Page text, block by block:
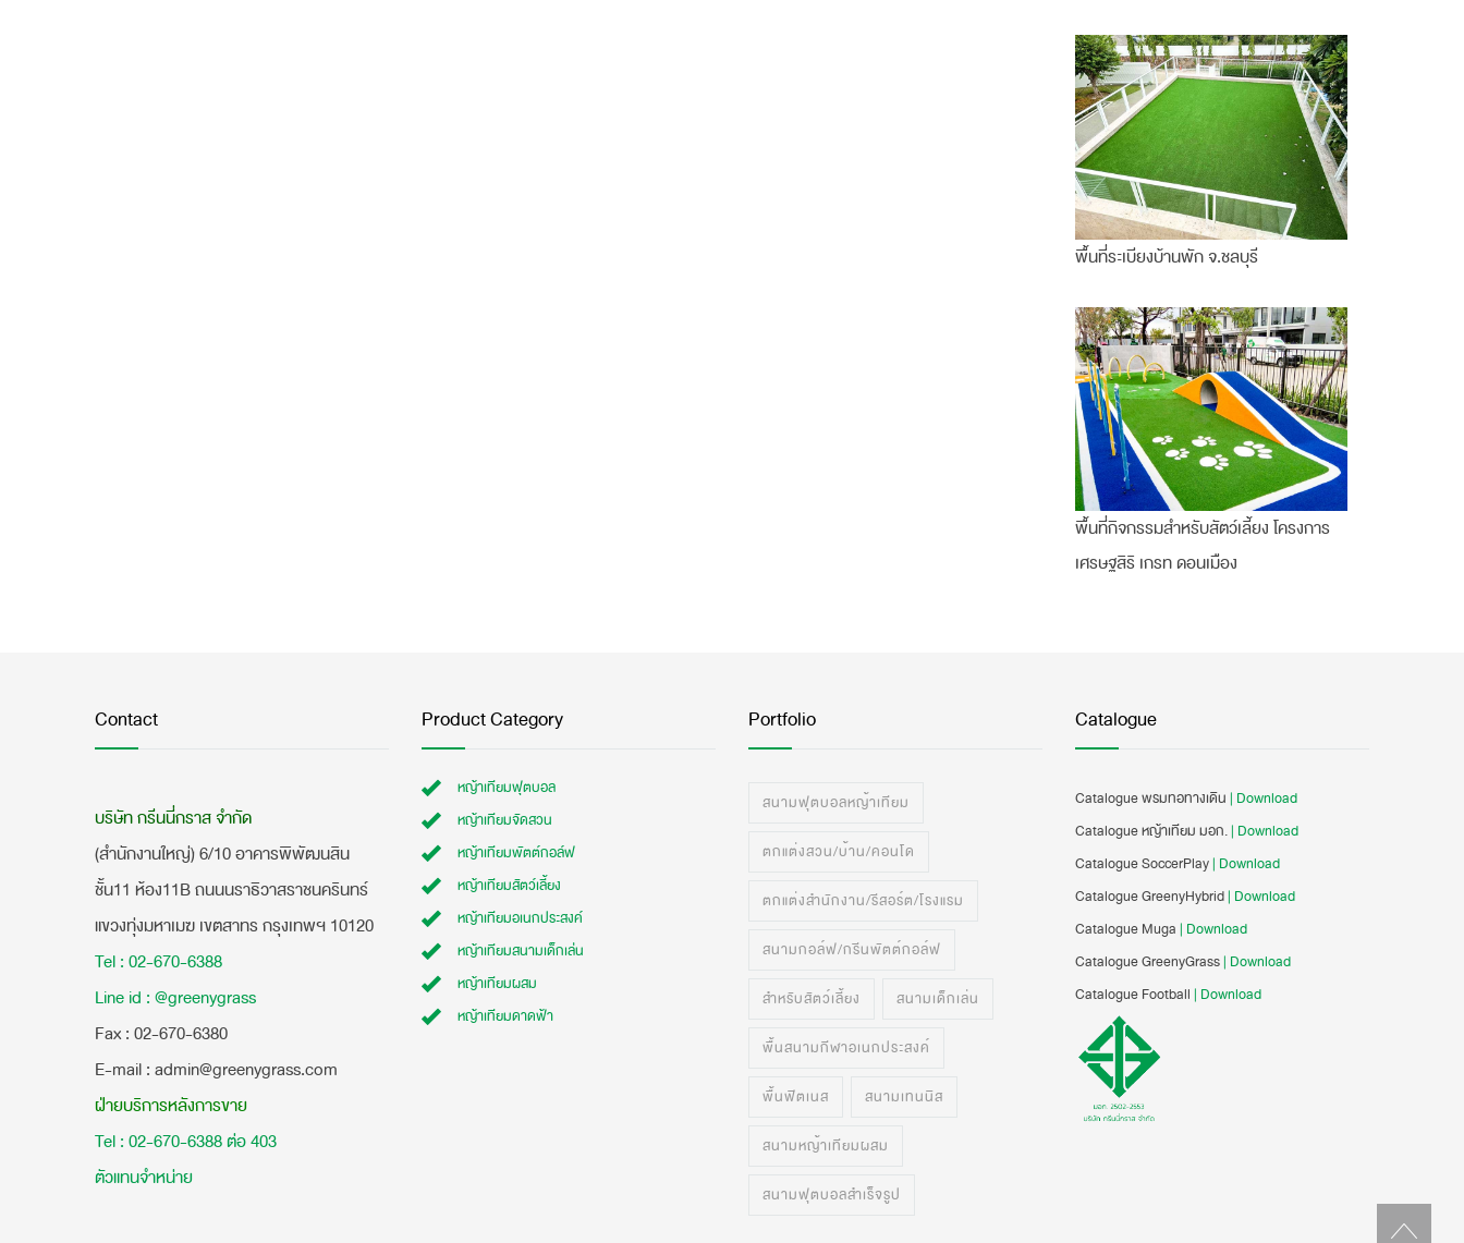
พื้นที่ระเบียงบ้านพัก จ.ชลบุรี
พื้นที่กิจกรรมสำหรับสัตว์เลี้ยง โครงการ
เศรษฐสิริ เกรท ดอนเมือง
Contact
บริษัท กรีนนี่กราส จำกัด
(สำนักงานใหญ่) 6/10 อาคารพิพัฒนสิน
ชั้น11 ห้อง11B ถนนนราธิวาสราชนครินทร์
แขวงทุ่งมหาเมฆ เขตสาทร กรุงเทพฯ 10120
Tel : 02-670-6388
Line id : @greenygrass
​Fax : 02-670-6380
E-mail : admin@greenygrass.com
ฝ่ายบริการหลังการขาย
Tel : 02-670-6388 ต่อ 403
ตัวแทนจำหน่าย
Product Category
หญ้าเทียมฟุตบอล
หญ้าเทียมจัดสวน
หญ้าเทียมพัตต์กอล์ฟ
หญ้าเทียมสัตว์เลี้ยง
หญ้าเทียมอเนกประสงค์
หญ้าเทียมสนามเด็กเล่น
หญ้าเทียมผสม
หญ้าเทียมดาดฟ้า
Portfolio
สนามฟุตบอลหญ้าเทียม
ตกแต่งสวน/บ้าน/คอนโด
ตกแต่งสำนักงาน/รีสอร์ต/โรงแรม
สนามกอล์ฟ/กรีนพัตต์กอล์ฟ
สำหรับสัตว์เลี้ยง สนามเด็กเล่น
พื้นสนามกีฬาอเนกประสงค์
พื้นฟิตเนส สนามเทนนิส
สนามหญ้าเทียมผสม
สนามฟุตบอลสำเร็จรูป
Catalogue
Catalogue พรมทอทางเดิน | Download
Catalogue หญ้าเทียม มอก.| Download
Catalogue SoccerPlay| Download
Catalogue GreenyHybrid| Download
Catalogue Muga | Download
Catalogue GreenyGrass| Download
Catalogue Football | Download